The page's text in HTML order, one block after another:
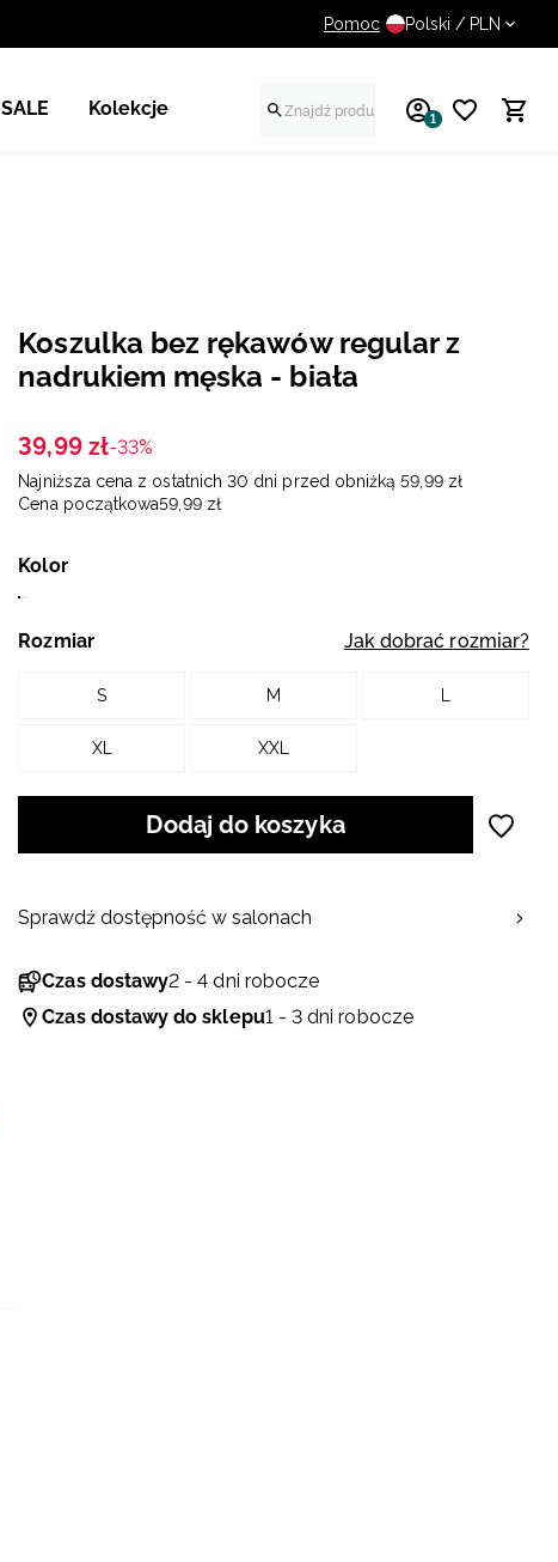
UWAGA NA FAŁSZYWE
Pomoc Polski / PLN
SALE Kolekcje 1
Koszulka bez rękawów regular z
nadrukiem męska - biała
39,99 zł-33%
Najniższa cena z ostatnich 30 dni przed obniżką 59 99 zł
Cena początkowa59 99 zł
Kolor
Rozmiar Jak dobrać rozmiar?
S M
XL XXL
Dodaj do koszyka
Czas dostawy2 - 4 dni robocze
Czas dostawy do sklepu1 - 3 dni robocze
Sprawdź dostępność w salonach